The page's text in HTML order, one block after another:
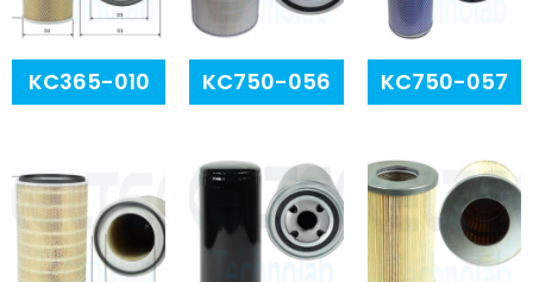
KC365-010 KC750-056 KC750-057